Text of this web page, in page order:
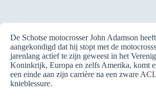
De Schotse motocrosser John Adamson heeft
aangekondigd dat hij stopt met de
jarenlang actief te zijn geweest in het
Koninkrijk, Europa en zelfs Amerika, komt
een einde aan zijn carrière na een zware
knieblessure.